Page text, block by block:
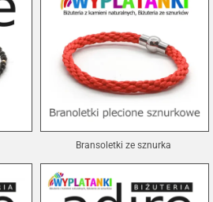
Bransoletki ze sznurka